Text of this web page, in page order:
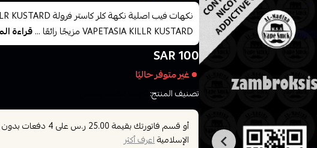
VAPETASIA KILLR KUSTARD مزيجًا رائعًا ...
قراءة
100 SAR
غير متوفر حاليًا
تصنيف المنتج:
أو قسم فاتورتك بقيمة 25.00 ر.س على4 دفعات بدون
الإسلاميةاعرف أكثر